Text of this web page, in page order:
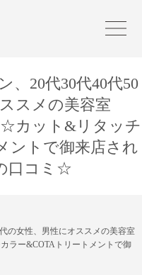
、20代30代40代50
スメの美容室
カット&リタッチ
ントで御来店され
口コミ☆
の女性、男性にオススメの美容室
ラー&COTAトリートメントで御